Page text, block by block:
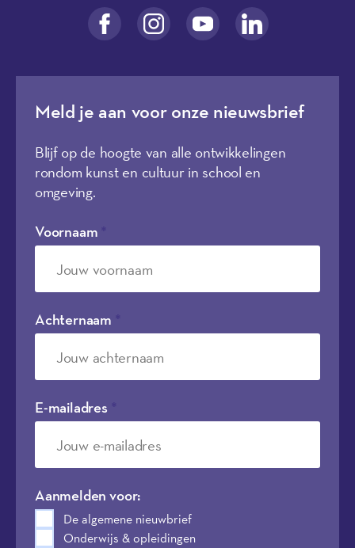
Meld je aan voor onze nieuwsbrief
Blijf op de hoogte van alle ontwikkelingen
rondom kunst en cultuur in school en
omgeving.
Voornaam
Achternaam
E-mailadres
Aanmelden voor:
De algemene nieuwbrief
Onderwijs & opleidingen